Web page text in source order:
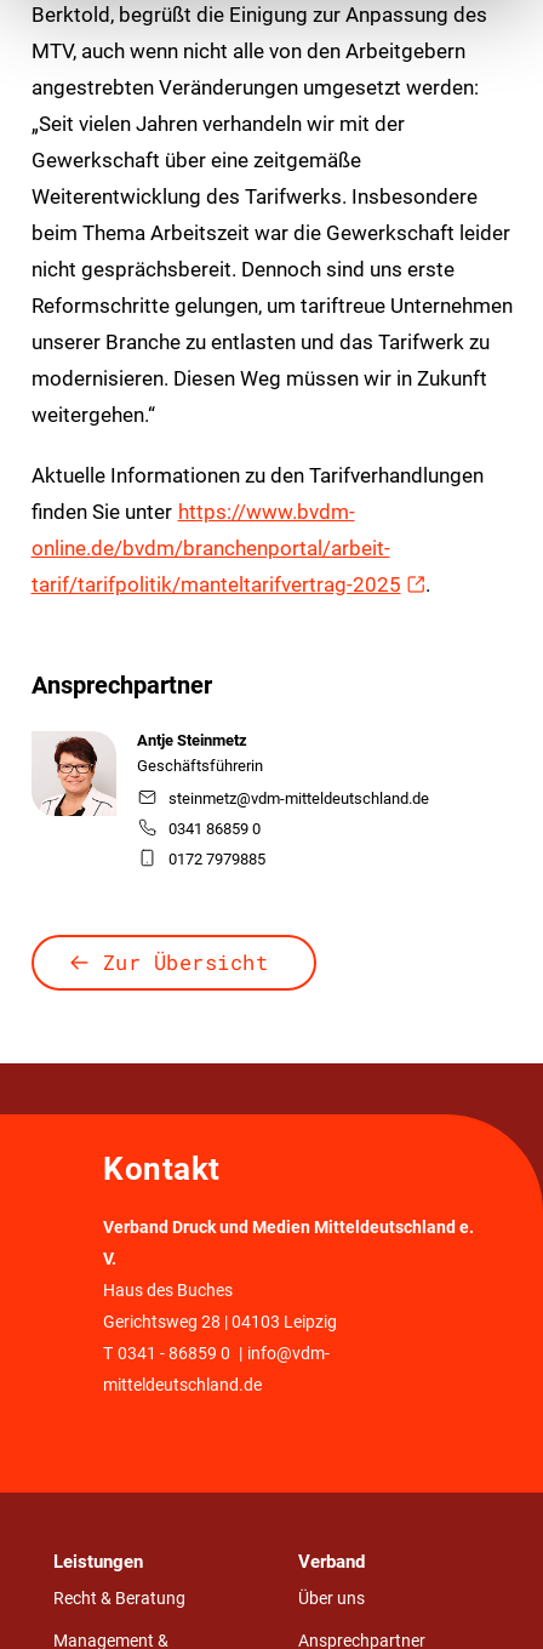
Berktold, begrüßt die Einigung zur Anpassung des
MTV, auch wenn nicht alle von den Arbeitgebern
angestrebten Veränderungen umgesetzt werden:
„Seit vielen Jahren verhandeln wir mit der
Gewerkschaft über eine zeitgemäße
Weiterentwicklung des Tarifwerks. Insbesondere
beim Thema Arbeitszeit war die Gewerkschaft leider
nicht gesprächsbereit. Dennoch sind uns erste
Reformschritte gelungen, um tariftreue Unternehmen
unserer Branche zu entlasten und das Tarifwerk zu
modernisieren. Diesen Weg müssen wir in Zukunft
weitergehen.“
Aktuelle Informationen zu den Tarifverhandlungen
finden Sie unter https://www.bvdm-
online.de/bvdm/branchenportal/arbeit-
tarif/tarifpolitik/manteltarifvertrag-2025
.
Ansprechpartner
Antje Steinmetz
Geschäftsführerin
steinmetz@vdm-mitteldeutschland.de
0341 86859 0
0172 7979885
Zur Übersicht
Kontakt
Verband Druck und Medien Mitteldeutschland e.
V.
Haus des Buches
Gerichtsweg 28 | 04103 Leipzig
T 0341 - 86859 0 | info@vdm-
mitteldeutschland.de
Leistungen
Recht & Beratung
Management &
Verband
Über uns
Ansprechpartner